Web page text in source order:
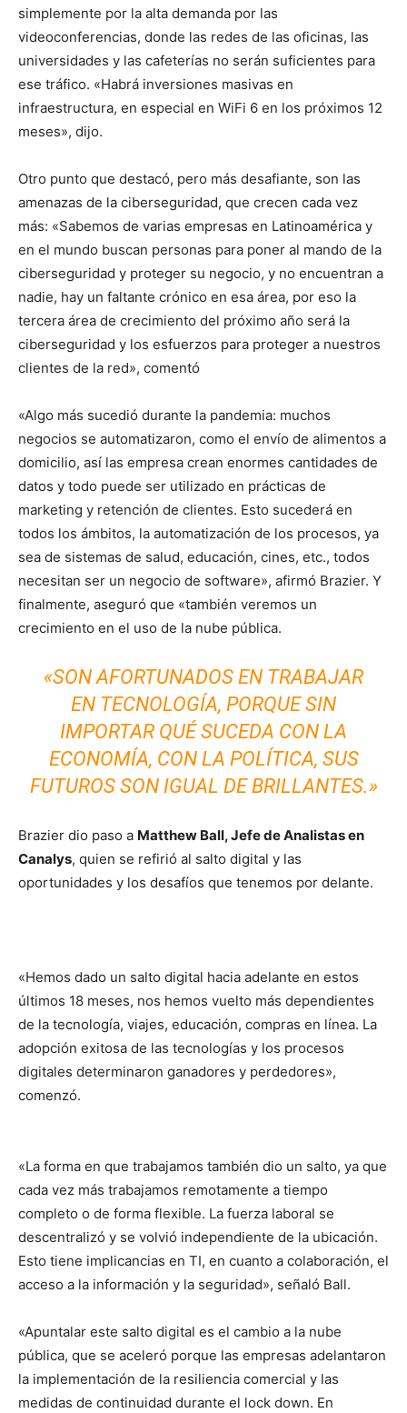
simplemente por la alta demanda por las
videoconferencias, donde las redes de las oficinas, las
universidades y las cafeterías no serán suficientes para
ese tráfico. «Habrá inversiones masivas en
infraestructura, en especial en WiFi 6 en los próximos 12
meses», dijo.
Otro punto que destacó, pero más desafiante, son las
amenazas de la ciberseguridad, que crecen cada vez
más: «Sabemos de varias empresas en Latinoamérica y
en el mundo buscan personas para poner al mando de la
ciberseguridad y proteger su negocio, y no encuentran a
nadie, hay un faltante crónico en esa área, por eso la
tercera área de crecimiento del próximo año será la
ciberseguridad y los esfuerzos para proteger a nuestros
clientes de la red», comentó
«Algo más sucedió durante la pandemia: muchos
negocios se automatizaron, como el envío de alimentos a
domicilio, así las empresa crean enormes cantidades de
datos y todo puede ser utilizado en prácticas de
marketing y retención de clientes. Esto sucederá en
todos los ámbitos, la automatización de los procesos, ya
sea de sistemas de salud, educación, cines, etc., todos
necesitan ser un negocio de software», afirmó Brazier. Y
finalmente, aseguró que «también veremos un
crecimiento en el uso de la nube pública.
«SON AFORTUNADOS EN TRABAJAR
EN TECNOLOGÍA, PORQUE SIN
IMPORTAR QUÉ SUCEDA CON LA
ECONOMÍA, CON LA POLÍTICA, SUS
FUTUROS SON IGUAL DE BRILLANTES.»
Brazier dio paso a Matthew Ball, Jefe de Analistas en
Canalys, quien se refirió al salto digital y las
oportunidades y los desafíos que tenemos por delante.
«Hemos dado un salto digital hacia adelante en estos
últimos 18 meses, nos hemos vuelto más dependientes
de la tecnología, viajes, educación, compras en línea. La
adopción exitosa de las tecnologías y los procesos
digitales determinaron ganadores y perdedores»,
comenzó.
«La forma en que trabajamos también dio un salto, ya que
cada vez más trabajamos remotamente a tiempo
completo o de forma flexible. La fuerza laboral se
descentralizó y se volvió independiente de la ubicación.
Esto tiene implicancias en TI, en cuanto a colaboración, el
acceso a la información y la seguridad», señaló Ball.
«Apuntalar este salto digital es el cambio a la nube
pública, que se aceleró porque las empresas adelantaron
la implementación de la resiliencia comercial y las
medidas de continuidad durante el lock down. En